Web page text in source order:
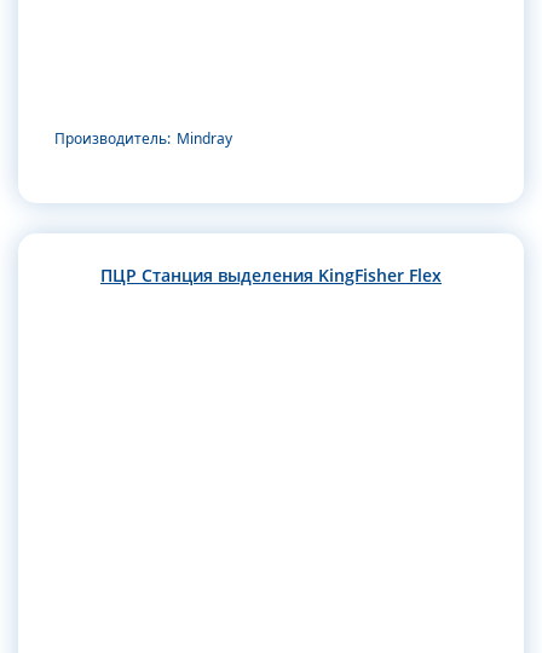
Производитель: Mindray
ПЦР Станция выделения KingFisher Flex